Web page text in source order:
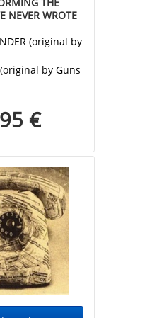
THE
NEVER WROTE
(original by
(original by Guns
€